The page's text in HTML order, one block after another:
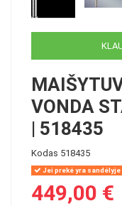
VONDA
| 518435
Kodas 518435
Jei prekė yra
449,00 €